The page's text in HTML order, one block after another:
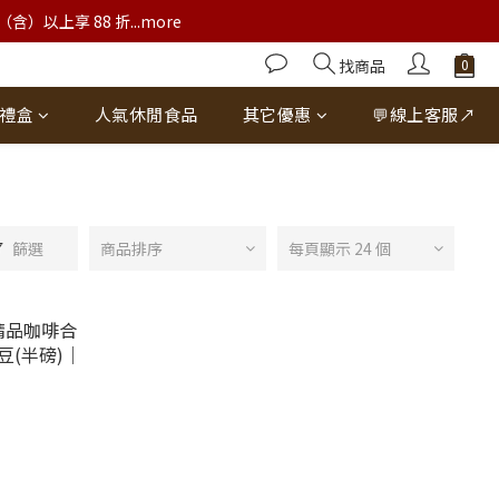
含）以上享 88 折...more
找商品
盒 人氣休閒食品 其它優惠 💬線上客服↗
篩選 商品排序 每頁顯示 24 個